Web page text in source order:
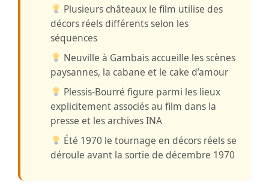
Plusieurs châteauxle film utilise des
décors réels différents selon les
séquences
Neuville à Gambaisaccueille les scènes
paysannes, la cabane et le cake d’amour
Plessis-Bourré figure parmi les lieux
explicitement associés au film dans la
presse et les archives INA
Été 1970 le tournage en décors réels se
déroule avant la sortie de décembre 1970